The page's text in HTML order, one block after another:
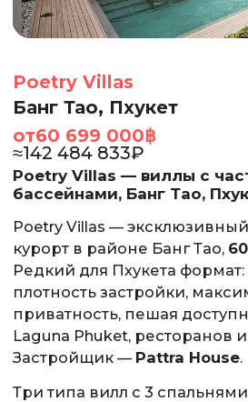
Poetry Villas
Банг Тао, Пхукет
от60 699 000฿
≈142 484 833₽
Poetry Villas — виллы с
бассейнами, Банг Тао,
Poetry Villas —
курорт в районе Банг Тао,
Редкий для Пхукета
плотность застройки,
приватность, пешая
Laguna Phuket, ресторанов
Застройщик — Pattra House.
Три типа вилл с 3